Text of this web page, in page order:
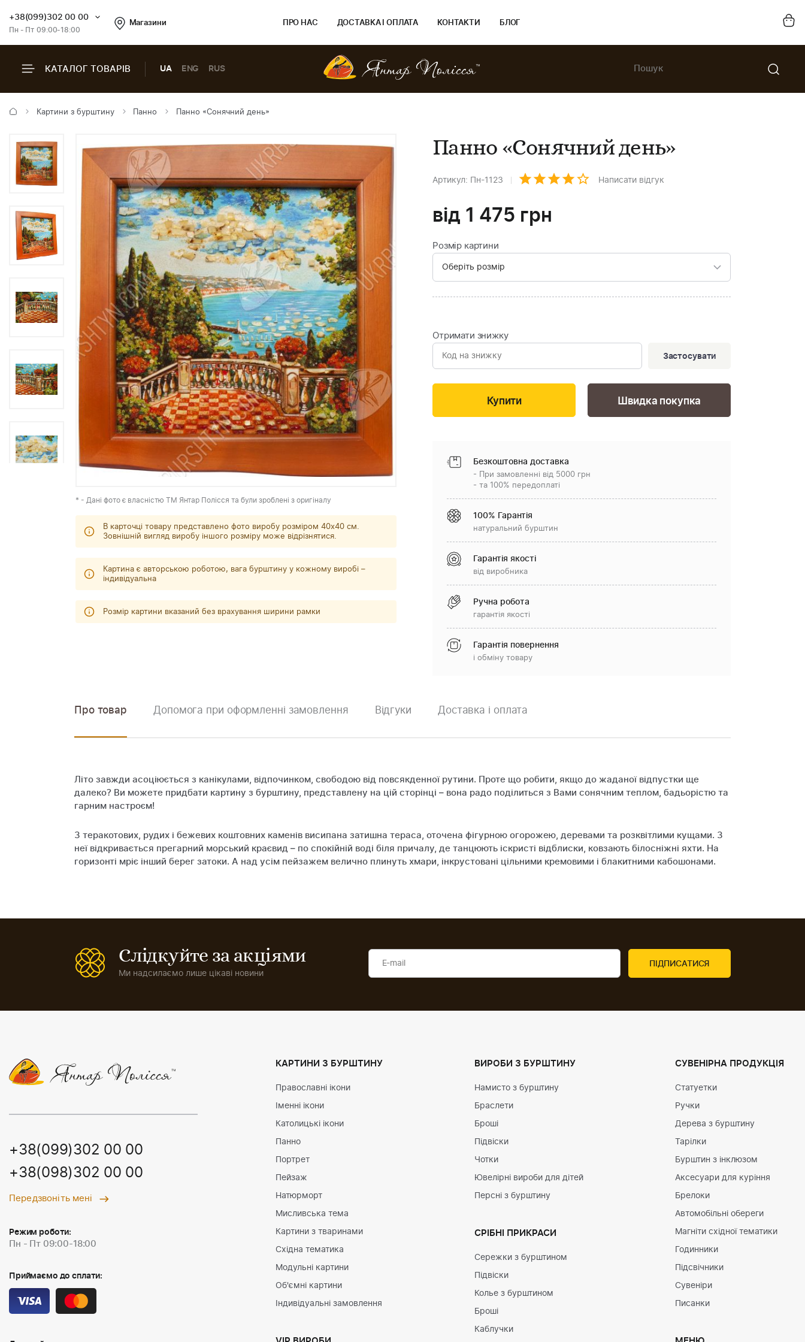
+38(099)302 00 00
Пн - Пт 09:00-18:00
Магазини ПРО НАС ДОСТАВКА І ОПЛАТА КОНТАКТИ БЛОГ
КАТАЛОГ ТОВАРІВ UA ENG RUS
Картини з бурштину Панно Панно «Сонячний день»
* - Дані фото є власністю ТМ Янтар Полісся та були зроблені з оригіналу
В карточці товару представлено фото виробу розміром 40х40 см.
Зовнішній вигляд виробу іншого розміру може відрізнятися.
Картина є авторською роботою, вага бурштину у кожному виробі –
індивідуальна
Розмір картини вказаний без врахування ширини рамки
Панно «Сонячний день»
Артикул: Пн-1123 Написати відгук
від 1 475 грн
Розмір картини
Отримати знижку
Застосувати
Швидка покупка
Безкоштовна доставка
- При замовленні від 5000 грн
- та 100% передоплаті
100% Гарантія
натуральний бурштин
Гарантія якості
від виробника
Ручна робота
гарантія якості
Гарантія повернення
і обміну товару
Про товар Допомога при оформленні замовлення Відгуки Доставка і оплата
Літо завжди асоціюється з канікулами, відпочинком, свободою від повсякденної рутини. Проте що робити, якщо до жаданої відпустки ще
далеко? Ви можете придбати картину з бурштину, представлену на цій сторінці – вона радо поділиться з Вами сонячним теплом, бадьорістю та
гарним настроєм!
З теракотових, рудих і бежевих коштовних каменів висипана затишна тераса, оточена фігурною огорожею, деревами та розквітлими кущами. З
неї відкривається прегарний морський краєвид – по спокійній воді біля причалу, де танцюють іскристі відблиски, ковзають білосніжні яхти. На
горизонті мріє інший берег затоки. А над усім пейзажем велично плинуть хмари, інкрустовані цільними кремовими і блакитними кабошонами.
Слідкуйте за акціями
Ми надсилаємо лише цікаві новини
+38(099)302 00 00
+38(098)302 00 00
Передзвоніть мені
Режим роботи:
Пн - Пт 09:00-18:00
Приймаємо до сплати:
КАРТИНИ З БУРШТИНУ
Православні ікони
Іменні ікони
Католицькі ікони
Панно
Портрет
Пейзаж
Натюрморт
Мисливська тема
Картини з тваринами
Східна тематика
Модульні картини
Об'ємні картини
Індивідуальні замовлення
ВИРОБИ З БУРШТИНУ
Намисто з бурштину
Браслети
Броші
Підвіски
Чотки
Ювелірні вироби для дітей
Персні з бурштину
СРІБНІ ПРИКРАСИ
Сережки з бурштином
Підвіски
Колье з бурштином
Броші
Каблучки
СУВЕНІРНА ПРОДУКЦІЯ
Статуетки
Ручки
Дерева з бурштину
Тарілки
Бурштин з інклюзом
Аксесуари для куріння
Брелоки
Автомобільні обереги
Магніти східної тематики
Годинники
Підсвічники
Сувеніри
Писанки